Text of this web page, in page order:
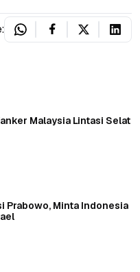
Malaysia Lintasi Selat
Prabowo, Minta Indonesia